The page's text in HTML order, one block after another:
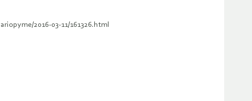
2016-03-11/161326.html